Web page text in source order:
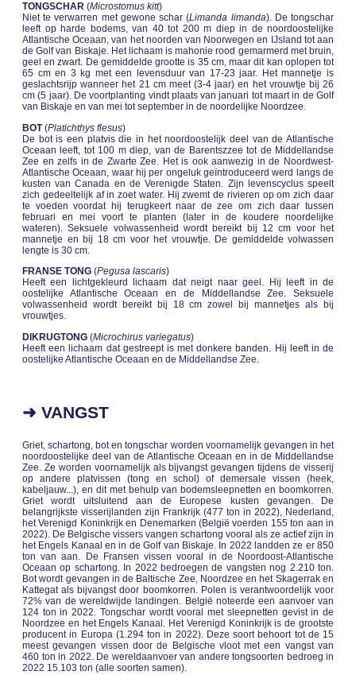
TONGSCHAR (Microstomus kitt)
Niet te verwarren met gewone schar (Limanda limanda). De tongschar
leeft op harde bodems, van 40 tot 200 m diep in de noordoostelijke
Atlantische Oceaan, van het noorden van Noorwegen en IJsland tot aan
de Golf van Biskaje. Het lichaam is mahonie rood gemarmerd met bruin,
geel en zwart. De gemiddelde grootte is 35 cm, maar dit kan oplopen tot
65 cm en 3 kg met een levensduur van 17-23 jaar. Het mannetje is
geslachtsrijp wanneer het 21 cm meet (3-4 jaar) en het vrouwtje bij 26
cm (5 jaar). De voortplanting vindt plaats van januari tot maart in de Golf
van Biskaje en van mei tot september in de noordelijke Noordzee.
BOT(Platichthys flesus)
De bot is een platvis die in het noordoostelijk deel van de Atlantische
Oceaan leeft, tot 100 m diep, van de Barentszzee tot de Middellandse
Zee en zelfs in de Zwarte Zee. Het is ook aanwezig in de Noordwest-
Atlantische Oceaan, waar hij per ongeluk geïntroduceerd werd langs de
kusten van Canada en de Verenigde Staten. Zijn levenscyclus speelt
zich gedeeltelijk af in zoet water. Hij zwemt de rivieren op om zich daar
te voeden voordat hij terugkeert naar de zee om zich daar tussen
februari en mei voort te planten (later in de koudere noordelijke
wateren). Seksuele volwassenheid wordt bereikt bij 12 cm voor het
mannetje en bij 18 cm voor het vrouwtje. De gemiddelde volwassen
lengte is 30 cm.
FRANSE TONG (Pegusa lascaris)
Heeft een lichtgekleurd lichaam dat neigt naar geel. Hij leeft in de
oostelijke Atlantische Oceaan en de Middellandse Zee. Seksuele
volwassenheid wordt bereikt bij 18 cm zowel bij mannetjes als bij
vrouwtjes.
DIKRUGTONG (Microchirus variegatus)
Heeft een lichaam dat gestreept is met donkere banden. Hij leeft in de
oostelijke Atlantische Oceaan en de Middellandse Zee.
➜ VANGST
Griet, schartong, bot en tongschar worden voornamelijk gevangen in het
noordoostelijke deel van de Atlantische Oceaan en in de Middellandse
Zee. Ze worden voornamelijk als bijvangst gevangen tijdens de visserij
op andere platvissen (tong en schol) of demersale vissen (heek,
kabeljauw...), en dit met behulp van bodemsleepnetten en boomkorren.
Griet wordt uitsluitend aan de Europese kusten gevangen. De
belangrijkste visserijlanden zijn Frankrijk (477 ton in 2022), Nederland,
het Verenigd Koninkrijk en Denemarken (België voerden 155 ton aan in
2022). De Belgische vissers vangen schartong vooral als ze actief zijn in
het Engels Kanaal en in de Golf van Biskaje. In 2022 landden ze er 850
ton van aan. De Fransen vissen vooral in de Noordoost-Atlantische
Oceaan op schartong. In 2022 bedroegen de vangsten nog 2.210 ton.
Bot wordt gevangen in de Baltische Zee, Noordzee en het Skagerrak en
Kattegat als bijvangst door boomkorren. Polen is verantwoordelijk voor
72% van de wereldwijde landingen. België noteerde een aanvoer van
124 ton in 2022. Tongschar wordt vooral met sleepnetten gevist in de
Noordzee en het Engels Kanaal. Het Verenigd Koninkrijk is de grootste
producent in Europa (1.294 ton in 2022). Deze soort behoort tot de 15
meest gevangen vissen door de Belgische vloot met een vangst van
460 ton in 2022. De wereldaanvoer van andere tongsoorten bedroeg in
2022 15.103 ton (alle soorten samen).